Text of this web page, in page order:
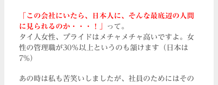
「この会社にいたら、日本人に、そんな最底辺の人間
に見られるのか・・・！」
って。
タイ人女性、プライドはメチャメチャ高いですよ。女
性の管理職が30％以上というのも頷けます（日本は
7%）
あの時は私も苦笑いしましたが、社員のためにはその